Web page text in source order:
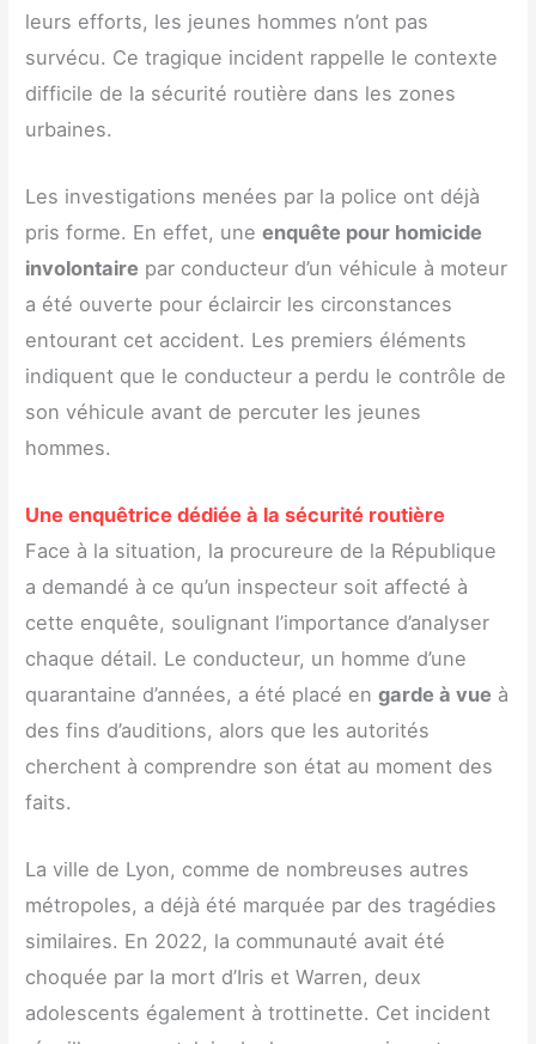
leurs efforts, les jeunes hommes n’ont pas
survécu. Ce tragique incident rappelle le contexte
difficile de la sécurité routière dans les zones
urbaines.
Les investigations menées par la police ont déjà
pris forme. En effet, uneenquête pour homicide
involontaire par conducteur d’un véhicule à moteur
a été ouverte pour éclaircir les circonstances
entourant cet accident. Les premiers éléments
indiquent que le conducteur a perdu le contrôle de
son véhicule avant de percuter les jeunes
hommes.
Une enquêtrice dédiée à la sécurité routière
Face à la situation, la procureure de la République
a demandé à ce qu’un inspecteur soit affecté à
cette enquête, soulignant l’importance d’analyser
chaque détail. Le conducteur, un homme d’une
quarantaine d’années, a été placé engarde à vue à
des fins d’auditions, alors que les autorités
cherchent à comprendre son état au moment des
faits.
La ville de Lyon, comme de nombreuses autres
métropoles, a déjà été marquée par des tragédies
similaires. En 2022, la communauté avait été
choquée par la mort d’Iris et Warren, deux
adolescents également à trottinette. Cet incident